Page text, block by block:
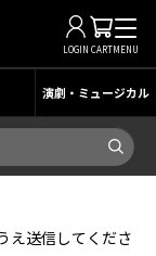
LOGIN CARTMENU
演劇・ミュージカル
え送信してくださ